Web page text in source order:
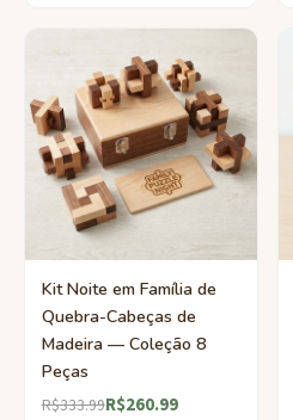
Kit Noite em Família de
Quebra-Cabeças de
Madeira — Coleção 8
Peças
R$333.99R$260.99